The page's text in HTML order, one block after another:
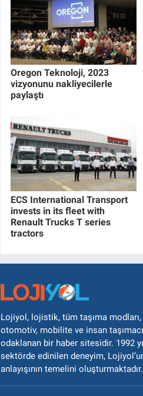
Oregon Teknoloji, 2023
vizyonunu nakliyecilerle
paylaştı
ECS International Transport
invests in its fleet with
Renault Trucks T series
tractors
Lojiyol, lojistik, tüm taşıma
otomotiv, mobilite ve insan
odaklanan bir haber sitesidir. 1992
sektörde edinilen deneyim, Lojiyol’un
anlayışının temelini oluşturmaktadır.